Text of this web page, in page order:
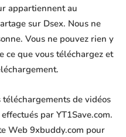
appartiennent au
sur Dsex. Nous ne
Vous ne pouvez rien y
ce que vous téléchargez et
téléchargements de vidéos
par YT1Save.com.
Web 9xbuddy.com pour